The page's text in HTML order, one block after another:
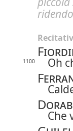
1100 Oh
Che